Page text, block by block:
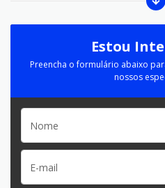
Estou
Preencha o formulário abaixo
nossos